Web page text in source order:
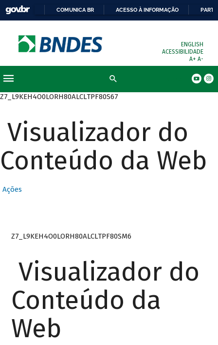
COMUNICA BR ACESSO À INFORMAÇÃO
ENGLISH
ACESSIBILIDADE
A+ A-
Z7_L9KEH4O0LORH80ALCLTPF80S67
Visualizador do
Conteúdo da Web
Ações
Z7_L9KEH4O0LORH80ALCLTPF80SM6
Visualizador do
Conteúdo da
Web